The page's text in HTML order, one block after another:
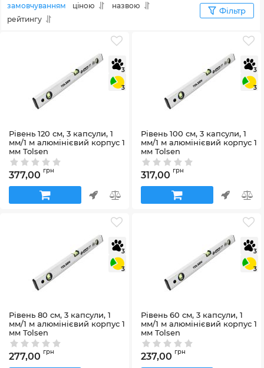
замовчуванням ціною
назвою
рейтингу
Фільтр
3
3
Рівень 120 см, 3 капсули, 1
мм/1 м алюмінієвий корпус 1
мм Tolsen
Артикул:35226
377,00 грн
3
3
Рівень 100 см, 3 капсули, 1
мм/1 м алюмінієвий корпус 1
мм Tolsen
Артикул:35225
317,00 грн
3
3
Рівень 80 см, 3 капсули, 1
мм/1 м алюмінієвий корпус 1
мм Tolsen
Артикул:35224
277,00 грн
3
3
Рівень 60 см, 3 капсули, 1
мм/1 м алюмінієвий корпус 1
мм Tolsen
Артикул:35223
237,00 грн